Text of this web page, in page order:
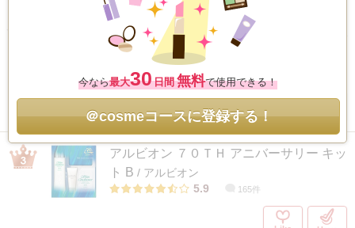
今なら最大30日間 無料で使用できる！
＠cosmeコースに登録する！
エクスクィジット フェイス&アイ ツール
セット ホリデー24
/ メイクアップフォーエバ
6.3
Have
アルビオン ７０ＴＨ アニバーサリー キッ
ト B / アルビオン
5.9
165件